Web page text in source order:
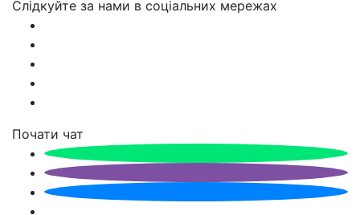
Слідкуйте за нами в соціальних мережах
Почати чат